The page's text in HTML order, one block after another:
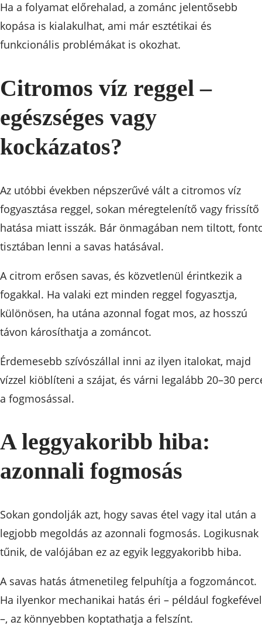
Ha a folyamat előrehalad, a zománc jelentősebb
kopása is kialakulhat, ami már esztétikai és
funkcionális problémákat is okozhat.
Citromos víz reggel –
egészséges vagy
kockázatos?
Az utóbbi években népszerűvé vált a citromos víz
fogyasztása reggel, sokan méregtelenítő vagy frissítő
hatása miatt isszák. Bár önmagában nem tiltott,
tisztában lenni a savas hatásával.
A citrom erősen savas, és közvetlenül érintkezik a
fogakkal. Ha valaki ezt minden reggel fogyasztja,
különösen, ha utána azonnal fogat mos, az hosszú
távon károsíthatja a zománcot.
Érdemesebb szívószállal inni az ilyen italokat, majd
vízzel kiöblíteni a szájat, és várni legalább 20–30
a fogmosással.
A leggyakoribb hiba:
azonnali fogmosás
Sokan gondolják azt, hogy savas étel vagy ital után a
legjobb megoldás az azonnali fogmosás. Logikusnak
tűnik, de valójában ez az egyik leggyakoribb hiba.
A savas hatás átmenetileg felpuhítja a fogzománcot.
Ha ilyenkor mechanikai hatás éri – például fogkefével
–, az könnyebben koptathatja a felszínt.